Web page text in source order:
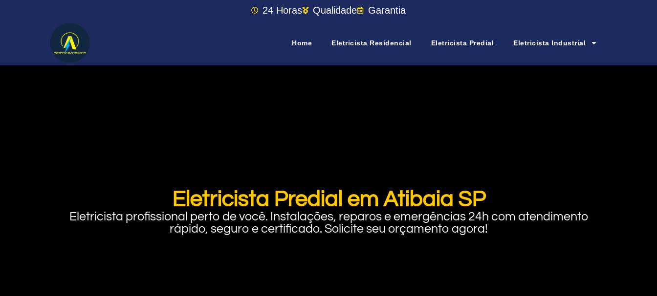
24 Horas Qualidade Garantia
Home Eletricista Residencial Eletricista Predial Eletricista Industrial
Eletricista Predial em Atibaia SP
Eletricista profissional perto de você. Instalações, reparos e emergências 24h com atendimento
rápido, seguro e certificado. Solicite seu orçamento agora!